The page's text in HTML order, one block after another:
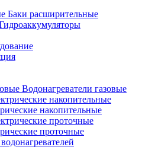
Баки расширительные
Водонагреватели газовые
накопительные
проточные